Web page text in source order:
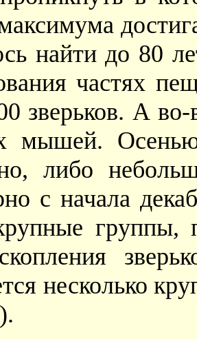
найти до 80
частях
зверьков. А во-
мышей. Осенью
либо
с начала
группы,
несколько